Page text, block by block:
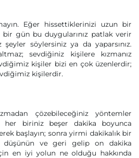
Eğer hissettiklerinizi uzun bir
bir gün bu duygularınız patlak verir
şeyler söylersiniz ya da yaparsınız.
sevdiğiniz kişilere kızmanız
kişiler bizi en çok üzenlerdir;
kişilerdir.
çözebileceğiniz yöntemler
her biriniz beşer dakika boyunca
başlayın; sonra yirmi dakikalık bir
düşünün ve geri gelip on dakika
en iyi yolun ne olduğu hakkında